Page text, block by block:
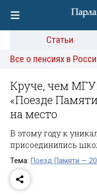
Статьи
Все о пенсиях в
Круче, чем
«Поезде
на место
В этому году к
присоединились
Тема: Поезд Памяти —